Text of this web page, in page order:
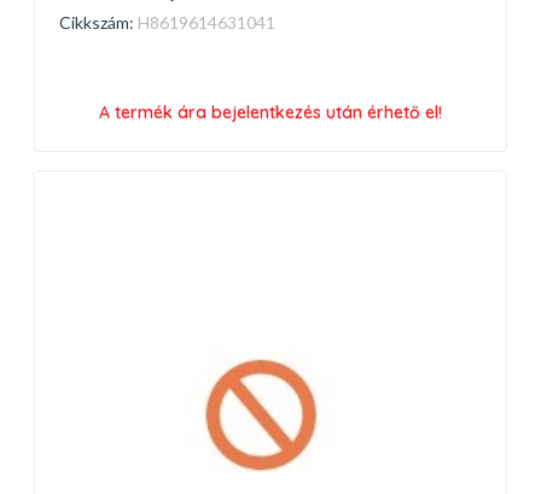
Cikkszám: H8619614631041
A termék ára bejelentkezés után érhető el!